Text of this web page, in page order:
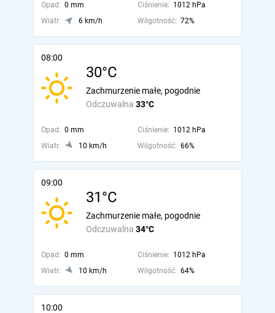
Opad: 0 mm Ciśnienie: 1012 hPa
Wiatr:
6 km/h Wilgotność: 72%
08:00
30°C
Odczuwalna 33°C
Zachmurzenie małe, pogodnie
Opad: 0 mm Ciśnienie: 1012 hPa
Wiatr:
10 km/h Wilgotność: 66%
09:00
31°C
Odczuwalna 34°C
Zachmurzenie małe, pogodnie
Opad: 0 mm Ciśnienie: 1012 hPa
Wiatr:
10 km/h Wilgotność: 64%
10:00